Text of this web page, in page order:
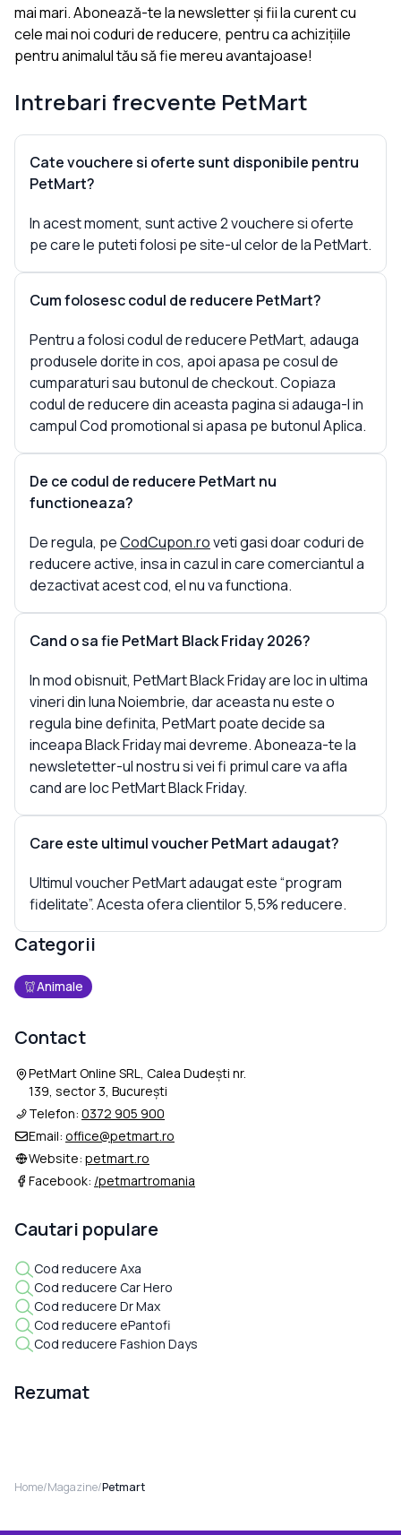
mai mari. Abonează-te la newsletter și fii la curent cu
cele mai noi coduri de reducere, pentru ca achizițiile
pentru animalul tău să fie mereu avantajoase!
Intrebari frecvente PetMart
Cate vouchere si oferte sunt disponibile pentru
PetMart?
In acest moment, sunt active 2 vouchere si oferte
pe care le puteti folosi pe site-ul celor de la PetMart.
Cum folosesc codul de reducere PetMart?
Pentru a folosi codul de reducere PetMart, adauga
produsele dorite in cos, apoi apasa pe cosul de
cumparaturi sau butonul de checkout. Copiaza
codul de reducere din aceasta pagina si adauga-l in
campul Cod promotional si apasa pe butonul Aplica.
De ce codul de reducere PetMart nu
functioneaza?
De regula, peCodCupon.roveti gasi doar coduri de
reducere active, insa in cazul in care comerciantul a
dezactivat acest cod, el nu va functiona.
Cand o sa fie PetMart Black Friday 2026?
In mod obisnuit, PetMart Black Friday are loc in ultima
vineri din luna Noiembrie, dar aceasta nu este o
regula bine definita, PetMart poate decide sa
inceapa Black Friday mai devreme. Aboneaza-te la
newsletetter-ul nostru si vei fi primul care va afla
cand are loc PetMart Black Friday.
Care este ultimul voucher PetMart adaugat?
Ultimul voucher PetMart adaugat este “program
fidelitate”. Acesta ofera clientilor 5,5% reducere.
Categorii
Animale
Contact
PetMart Online SRL, Calea Dudești nr.
139, sector 3, București
Telefon: 0372 905 900
Email: office@petmart.ro
Website: petmart.ro
Facebook: /petmartromania
Cautari populare
Cod reducere Axa
Cod reducere Car Hero
Cod reducere Dr Max
Cod reducere ePantofi
Cod reducere Fashion Days
Rezumat
Home/Magazine/Petmart